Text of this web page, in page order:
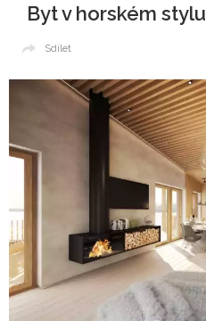
Byt v horském stylu
Sdílet